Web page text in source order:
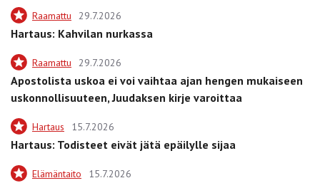
Raamattu 29.7.2026
Hartaus: Kahvilan nurkassa
Raamattu 29.7.2026
Apostolista uskoa ei voi vaihtaa ajan hengen mukaiseen
uskonnollisuuteen, Juudaksen kirje varoittaa
Hartaus 15.7.2026
Hartaus: Todisteet eivät jätä epäilylle sijaa
Elämäntaito 15.7.2026